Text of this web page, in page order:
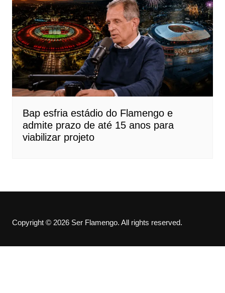
Bap esfria estádio do Flamengo e
admite prazo de até 15 anos para
viabilizar projeto
Copyright © 2026 Ser Flamengo. All rights reserved.